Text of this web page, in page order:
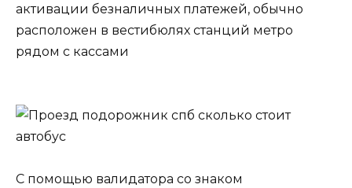
активации безналичных платежей, обычно
расположен в вестибюлях станций метро
рядом с кассами
С помощью валидатора со знаком